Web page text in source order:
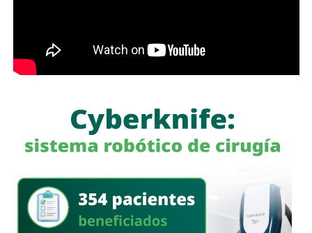
12 años de la desaparición de los normalistas… Nunca
me he escondido
caso Ayotzinapa